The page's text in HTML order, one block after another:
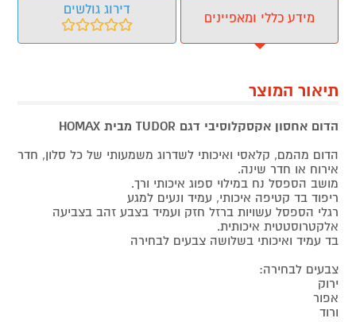
מידע כללי ומאפיינים
דירוג גולשים
תיאור המוצר
הדום אחסון אקסקלוסיבי דגם TUDOR מבית HOMAX
הדום מהמם, קלאסי ואיכותי לשדרוג משמעותי של כל סלון, חדר
אירוח או חדר שינה.
מושב הספסל נח במילוי ספוג איכותי ורך.
ריפוד בד קטיפה איכותי, עמיד ונעים למגע
רגלי הספסל עשויות ברזל חזק ועמיד בצבע זהב בצביעה
אלקטרוסטטית איכותית.
בד עמיד ואיכותי בשלושה צבעים לבחירה
צבעים לבחירה:
ירוק
אפור
ורוד